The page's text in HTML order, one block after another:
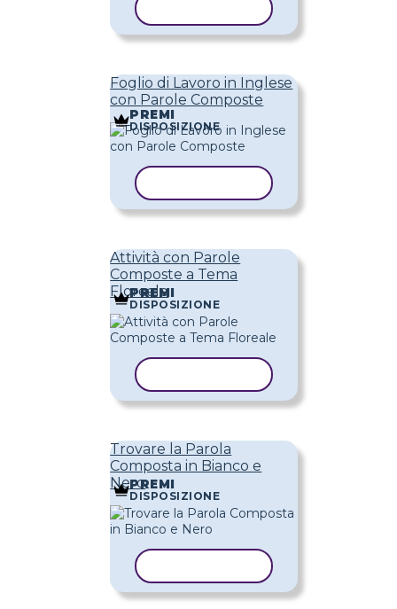
Foglio di Lavoro in Inglese
con Parole Composte
PREMI
DISPOSIZIONE
Attività con Parole
Composte a Tema
Floreale
PREMI
DISPOSIZIONE
Trovare la Parola
Composta in Bianco e
NeroPREMI
DISPOSIZIONE